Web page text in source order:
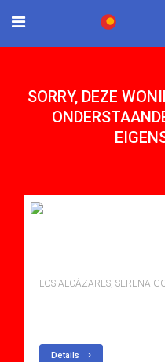
SORRY, DEZE
LOS ALCÁZARES, SERENA
Details